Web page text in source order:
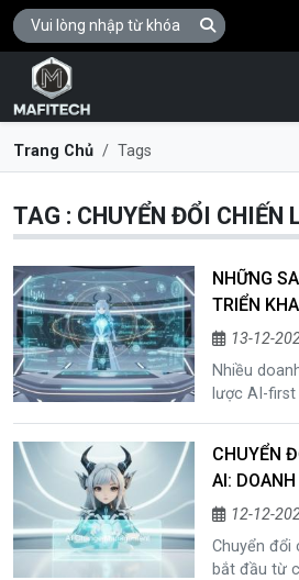
Trang Chủ Tags
TAG : CHUYỂN ĐỔI CHIẾN
NHỮNG
TRIỂN
FIRST13-12-
Nhiều
lược AI-
những sai
cách triển
trong quản
tránh đi sai
hạn.
CHUYỂN
AI:
TỪ ĐÂU?
12-12-
Chuyển đổi
bắt đầu từ